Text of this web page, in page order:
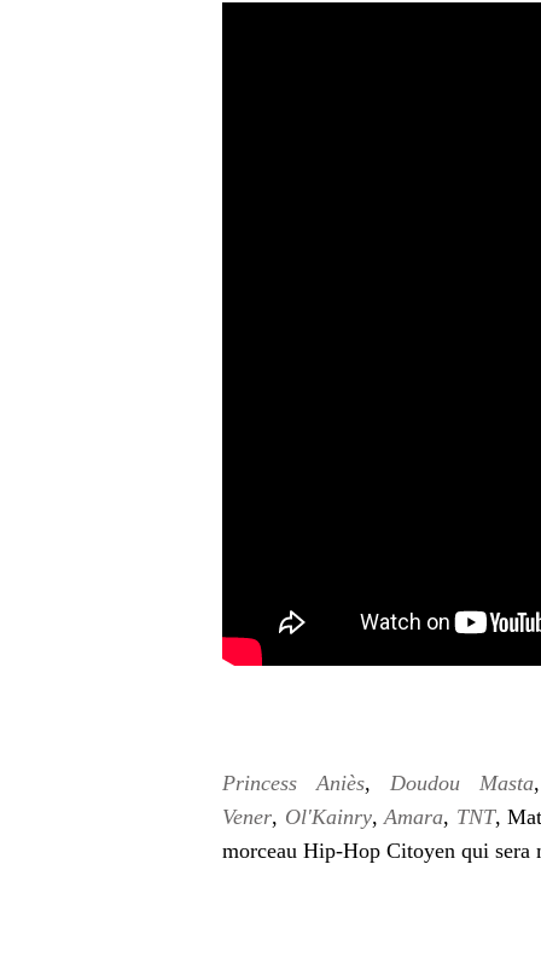
Princess Aniès, Doudou Masta
Vener, Ol'Kainry,Amara, TNT,
morceau Hip-Hop Citoyen qui sera